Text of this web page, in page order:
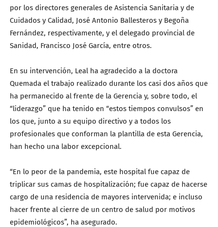
por los directores generales de Asistencia Sanitaria y de
Cuidados y Calidad, José Antonio Ballesteros y Begoña
Fernández, respectivamente, y el delegado provincial de
Sanidad, Francisco José García, entre otros.
En su intervención, Leal ha agradecido a la doctora
Quemada el trabajo realizado durante los casi dos años que
ha permanecido al frente de la Gerencia y, sobre todo, el
“liderazgo” que ha tenido en “estos tiempos convulsos” en
los que, junto a su equipo directivo y a todos los
profesionales que conforman la plantilla de esta Gerencia,
han hecho una labor excepcional.
“En lo peor de la pandemia, este hospital fue capaz de
triplicar sus camas de hospitalización; fue capaz de hacerse
cargo de una residencia de mayores intervenida; e incluso
hacer frente al cierre de un centro de salud por motivos
epidemiológicos”, ha asegurado.